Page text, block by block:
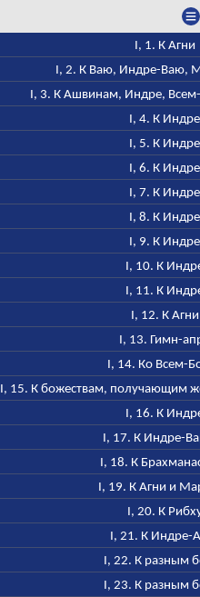
I, 1. К Агни
I, 2. К Ваю, Индре-Ваю,
I, 3. К Ашвинам, Индре, Всем-
I, 4. К Индре
I, 5. К Индре
I, 6. К Индре
I, 7. К Индре
I, 8. К Индре
I, 9. К Индре
I, 10. К
I, 11. К
I, 12. К Агни
I, 13. Гимн-
I, 14. Ко Всем-
I, 15. К божествам, получающим
I, 16. К
I, 17. К Индре-
I, 18. К
I, 19. К Агни и
I, 20. К
I, 21. К Индре-
I, 22. К разным
I, 23. К разным